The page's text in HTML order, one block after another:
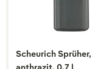
Scheurich Sprüher,